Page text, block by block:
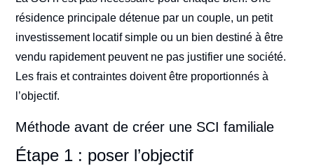
résidence principale détenue par un couple, un petit
investissement locatif simple ou un bien destiné à être
vendu rapidement peuvent ne pas justifier une société.
Les frais et contraintes doivent être proportionnés à
l’objectif.
Méthode avant de créer une SCI familiale
Étape 1 : poser l’objectif